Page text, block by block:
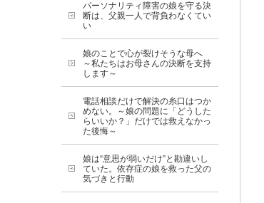
パーソナリティ障害の娘を守る決
断は、父親一人で背負わなくてい
い
娘のことで心が裂けそうな母へ
～私たちはお母さんの決断を支持
します～
電話相談だけで解決の糸口はつか
めない。～娘の問題に「どうした
らいいか？」だけでは救えなかっ
た後悔～
娘は“意思が弱いだけ”と勘違いし
ていた。依存症の娘を救った父の
気づきと行動